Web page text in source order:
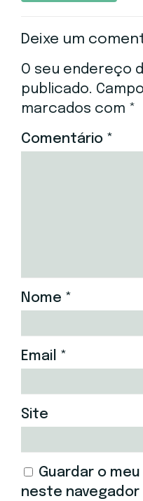
Deixe um
O seu endereço
publicado.
marcados com *
Comentário *
Nome *
Email *
Site
Guardar o
neste navegador